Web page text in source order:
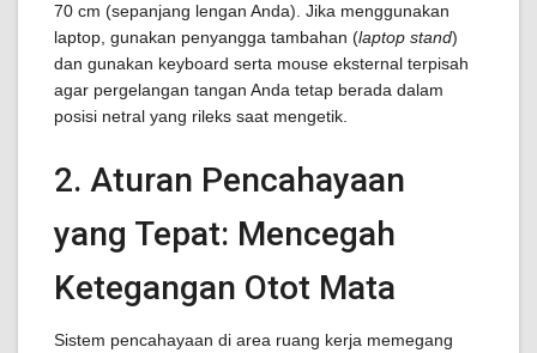
70 cm (sepanjang lengan Anda). Jika menggunakan
laptop, gunakan penyangga tambahan (laptop stand)
dan gunakan keyboard serta mouse eksternal terpisah
agar pergelangan tangan Anda tetap berada dalam
posisi netral yang rileks saat mengetik.
2. Aturan Pencahayaan
yang Tepat: Mencegah
Ketegangan Otot Mata
Sistem pencahayaan di area ruang kerja memegang